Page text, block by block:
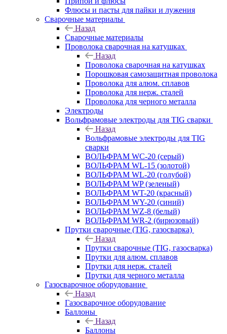
Флюсы и пасты для пайки и лужения
Сварочные материалы
Назад
Сварочные материалы
Проволока сварочная на катушках
Назад
Проволока сварочная на катушках
Порошковая самозащитная проволока
Проволока для алюм. сплавов
Проволока для нерж. сталей
Проволока для черного металла
Электроды
Вольфрамовые электроды для TIG сварки
Назад
Вольфрамовые электроды для TIG
сварки
ВОЛЬФРАМ WC-20 (серый)
ВОЛЬФРАМ WL-15 (золотой)
ВОЛЬФРАМ WL-20 (голубой)
ВОЛЬФРАМ WP (зеленый)
ВОЛЬФРАМ WT-20 (красный)
ВОЛЬФРАМ WY-20 (синий)
ВОЛЬФРАМ WZ-8 (белый)
ВОЛЬФРАМ WR-2 (бирюзовый)
Прутки сварочные (TIG, газосварка)
Назад
Прутки сварочные (TIG, газосварка)
Прутки для алюм. сплавов
Прутки для нерж. сталей
Прутки для черного металла
Газосварочное оборудование
Назад
Газосварочное оборудование
Баллоны
Назад
Баллоны